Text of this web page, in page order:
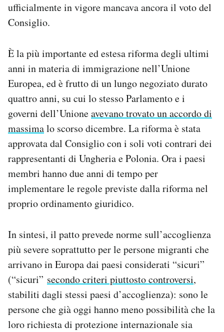
ufficialmente in vigore mancava ancora il voto del
Consiglio.
È la più importante ed estesa riforma degli ultimi
anni in materia di immigrazione nell’Unione
Europea, ed è frutto di un lungo negoziato durato
quattro anni, su cui lo stesso Parlamento e i
governi dell’Unioneavevano trovato un accordo di
massimalo scorso dicembre. La riforma è stata
approvata dal Consiglio con i soli voti contrari dei
rappresentanti di Ungheria e Polonia. Ora i paesi
membri hanno due anni di tempo per
implementare le regole previste dalla riforma nel
proprio ordinamento giuridico.
In sintesi, il patto prevede norme sull’accoglienza
più severe soprattutto per le persone migranti che
arrivano in Europa dai paesi considerati “sicuri”
(“sicuri” secondo criteri piuttosto controversi,
stabiliti dagli stessi paesi d’accoglienza): sono le
persone che già oggi hanno meno possibilità che la
loro richiesta di protezione internazionale sia